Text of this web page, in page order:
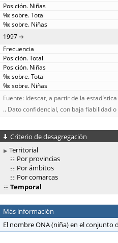
1997
Fuente: Idescat, a partir de la
.. Dato confidencial, con baja fiabilidad
Criterio de desagregación
Territorial
Por provincias
Por ámbitos
Por comarcas
Temporal
Más información
El nombre ONA (niña) en el conjunto